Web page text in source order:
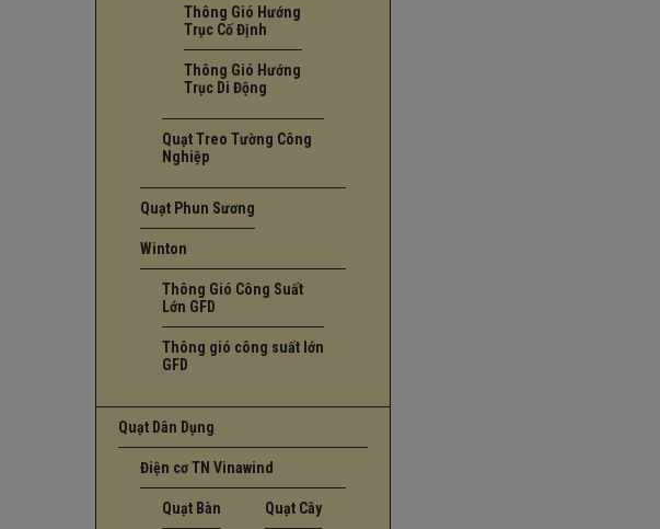
Thông Gió Hướng
Trục Cố Định
Thông Gió Hướng
Trục Di Động
Quạt Treo Tường Công
Nghiệp
Quạt Phun Sương
Winton
Thông Gió Công Suất
Lớn GFD
Thông gió công suất lớn
GFD
Quạt Dân Dụng
Điện cơ TN Vinawind
Quạt Bàn Quạt Cây